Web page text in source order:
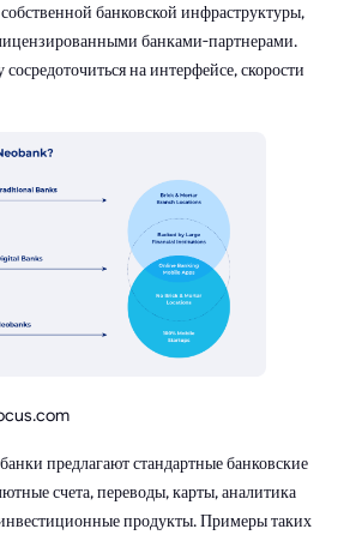
банковской инфраструктуры,
банками-партнерами.
на интерфейсе, скорости
предлагают стандартные банковские
счета, переводы, карты, аналитика
продукты. Примеры таких